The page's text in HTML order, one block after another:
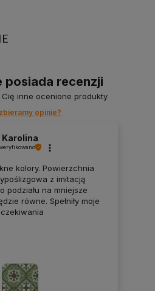
posiada recenzji
inne ocenione produkty
opinie?
Karolina
kolory. Powierzchnia
z imitacją
podziału na mniejsze
równe. Spełniły moje